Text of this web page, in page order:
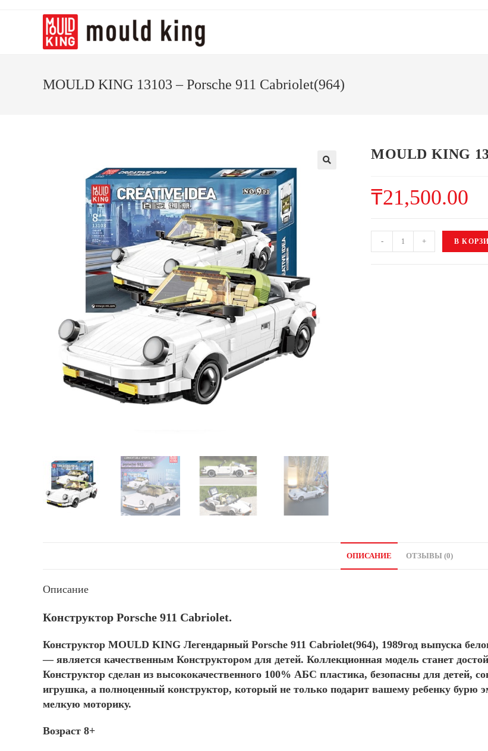
MOULD KING 13103 – Porsche 911 Cabriolet(964)
MOULD KING
₸21,500.00
- + В
ОПИСАНИЕ ОТЗЫВЫ (0)
Описание
Конструктор Porsche 911 Cabriolet.
Конструктор MOULD KING Легендарный Porsche 911 Cabriolet(964), 1989год выпуска
— является качественным Конструктором для детей. Коллекционная модель станет
Конструктор сделан из высококачественного 100% АБС пластика, безопасны для детей,
игрушка, а полноценный конструктор, который не только подарит вашему ребенку бурю
мелкую моторику.
Возраст 8+